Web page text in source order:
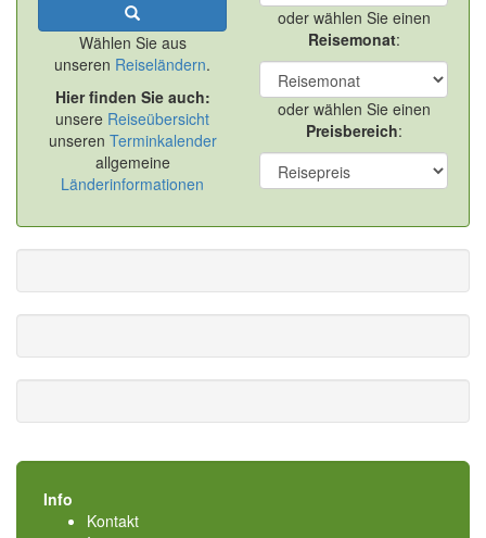
Wählen Sie aus
unseren Reiseländern.
Hier finden Sie auch:
unsere Reiseübersicht
unseren Terminkalender
allgemeine
Länderinformationen
oder wählen Sie einen
Reisemonat:
oder wählen Sie einen
Preisbereich:
Info
Kontakt